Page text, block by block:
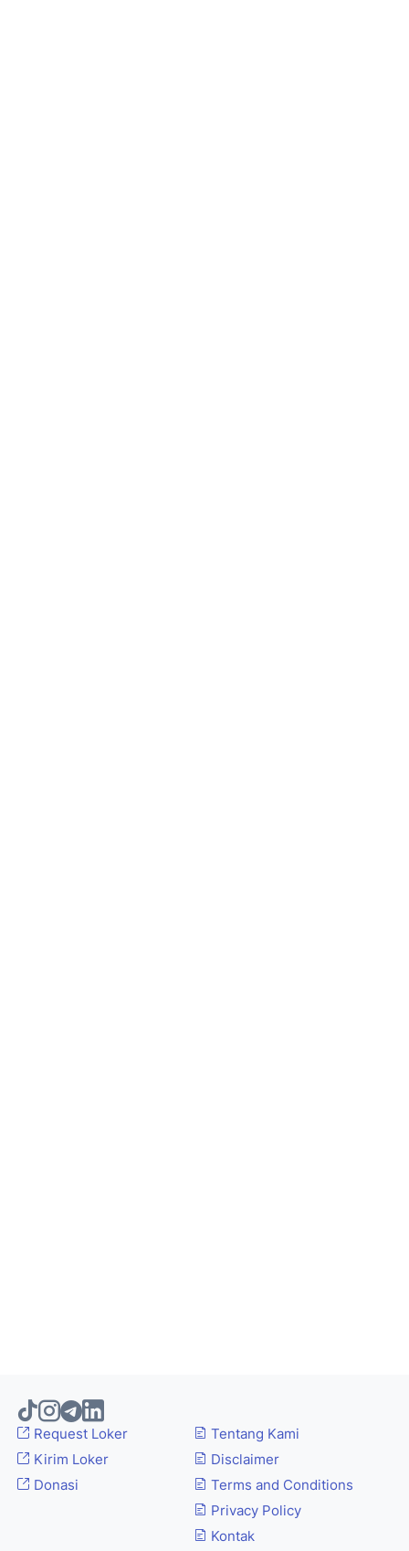
Request Loker
Kirim Loker
Donasi
Tentang Kami
Disclaimer
Terms and Conditions
Privacy Policy
Kontak